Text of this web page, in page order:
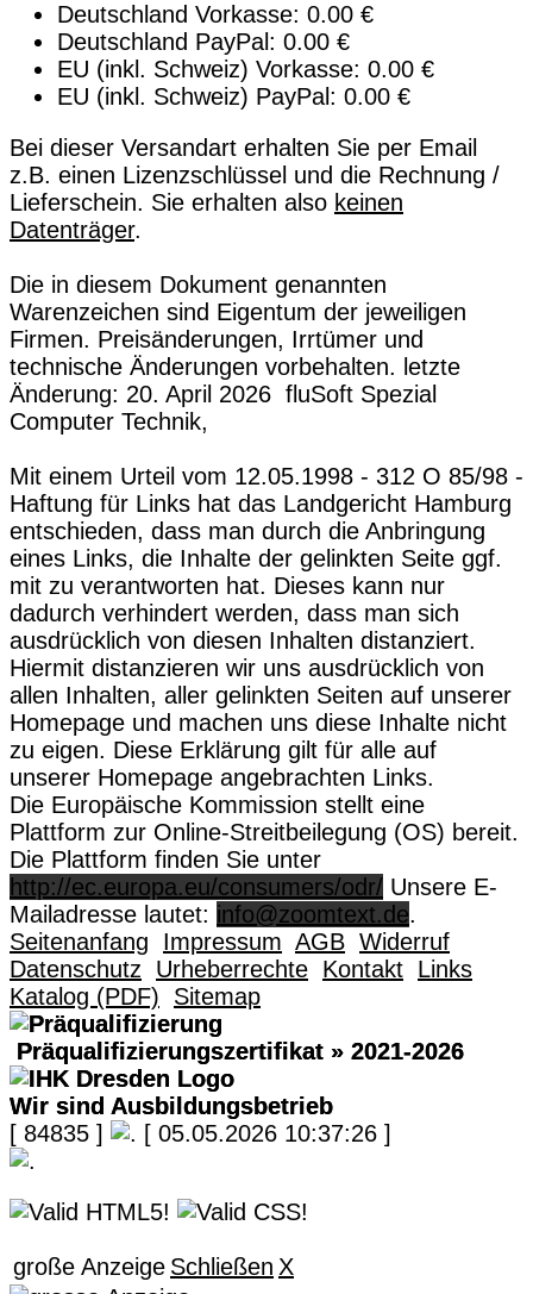
Deutschland Vorkasse: 0.00 €
Deutschland PayPal: 0.00 €
EU (inkl. Schweiz) Vorkasse: 0.00 €
EU (inkl. Schweiz) PayPal: 0.00 €
Bei dieser Versandart erhalten Sie per Email
z.B. einen Lizenzschlüssel und die Rechnung /
Lieferschein. Sie erhalten also keinen
Datenträger.
Die in diesem Dokument genannten
Warenzeichen sind Eigentum der jeweiligen
Firmen. Preisänderungen, Irrtümer und
technische Änderungen vorbehalten. letzte
Änderung: 20. April 2026 fluSoft Spezial
Computer Technik,
Mit einem Urteil vom 12.05.1998 - 312 O 85/98 -
Haftung für Links hat das Landgericht Hamburg
entschieden, dass man durch die Anbringung
eines Links, die Inhalte der gelinkten Seite ggf.
mit zu verantworten hat. Dieses kann nur
dadurch verhindert werden, dass man sich
ausdrücklich von diesen Inhalten distanziert.
Hiermit distanzieren wir uns ausdrücklich von
allen Inhalten, aller gelinkten Seiten auf unserer
Homepage und machen uns diese Inhalte nicht
zu eigen. Diese Erklärung gilt für alle auf
unserer Homepage angebrachten Links.
Die Europäische Kommission stellt eine
Plattform zur Online-Streitbeilegung (OS) bereit.
Die Plattform finden Sie unter
http://ec.europa.eu/consumers/odr/ Unsere E-
Mailadresse lautet: info@zoomtext.de.
Seitenanfang
Impressum AGB Widerruf
Datenschutz
Urheberrechte Kontakt Links
Katalog (PDF)
Sitemap
Präqualifizierungszertifikat » 2021-2026
Wir sind Ausbildungsbetrieb
[ 84835 ]
[ 05.05.2026 10:37:26 ]
große Anzeige Schließen X